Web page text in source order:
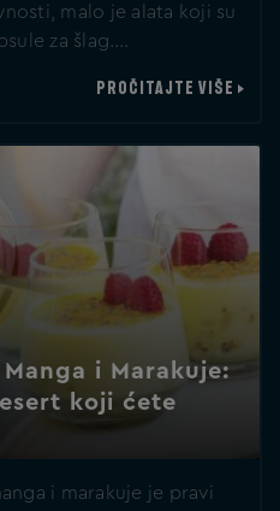
malo je alata koji su
za šlag.…
PROČITAJTE VIŠE
i Marakuje:
koji ćete
i marakuje je pravi